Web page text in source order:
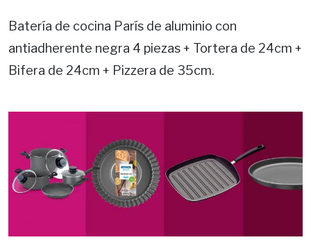
Batería de cocina París de aluminio con
antiadherente negra 4 piezas + Tortera de 24cm +
Bifera de 24cm + Pizzera de 35cm.